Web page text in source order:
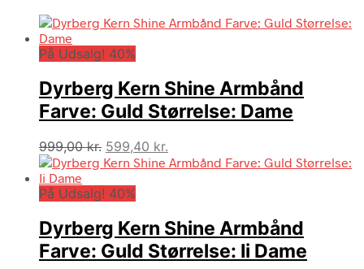
På Udsalg! 40%
Dyrberg Kern Shine Armbånd
Farve: Guld Størrelse: Dame
999,00kr. Den
oprindelige
var:
599,40 kr.
aktuelle
På Udsalg! 40%
Dyrberg Kern Shine Armbånd
Farve: Guld Størrelse: Ii Dame